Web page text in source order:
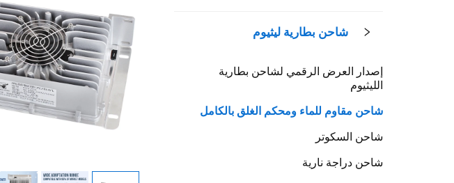
شاحن بطارية ليثيوم
إصدار العرض الرقمي لشاحن بطارية
الليثيوم
شاحن مقاوم للماء ومحكم الغلق بالكامل
شاحن السكوتر
شاحن دراجة نارية